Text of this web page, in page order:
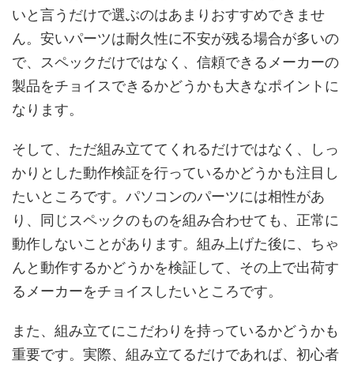
いと言うだけで選ぶのはあまりおすすめできませ
ん。安いパーツは耐久性に不安が残る場合が多いの
で、スペックだけではなく、信頼できるメーカーの
製品をチョイスできるかどうかも大きなポイントに
なります。
そして、ただ組み立ててくれるだけではなく、しっ
かりとした動作検証を行っているかどうかも注目し
たいところです。パソコンのパーツには相性があ
り、同じスペックのものを組み合わせても、正常に
動作しないことがあります。組み上げた後に、ちゃ
んと動作するかどうかを検証して、その上で出荷す
るメーカーをチョイスしたいところです。
また、組み立てにこだわりを持っているかどうかも
重要です。実際、組み立てるだけであれば、初心者